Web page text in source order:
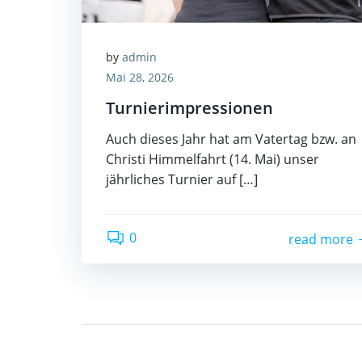
by admin
Mai 28, 2026
Turnierimpressionen
Auch dieses Jahr hat am Vatertag bzw. an
Christi Himmelfahrt (14. Mai) unser
jährliches Turnier auf […]
0 read more